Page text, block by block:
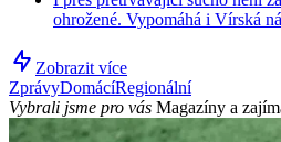
ohrožené. Vypomáhá i Vírská
Zobrazit více
ZprávyDomácíRegionální
Vybrali jsme pro vás Magazíny a